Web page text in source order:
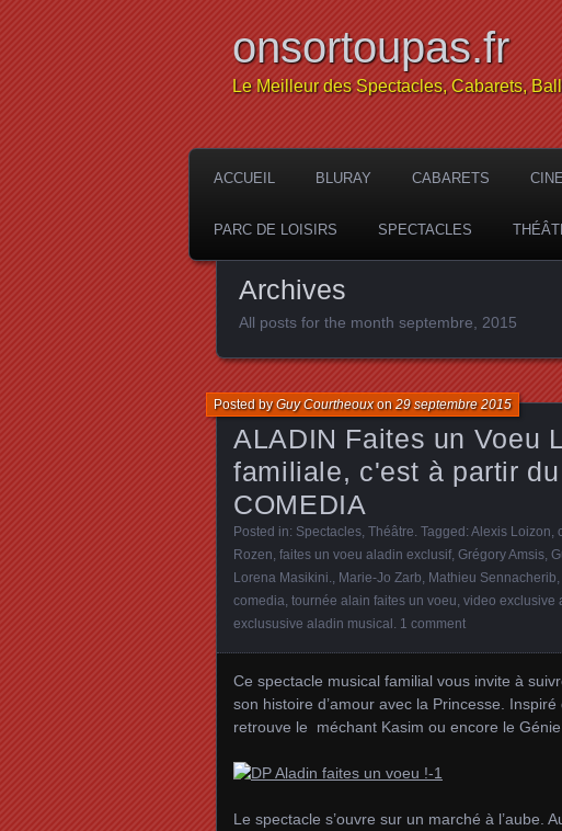
onsortoupas.fr
Le Meilleur des Spectacles, Cabarets,
ACCUEIL BLURAY CABARETS
PARC DE LOISIRS SPECTACLES
Archives
All posts for the month septembre, 2015
ALADIN Faites un Voeu
familiale, c'est à partir
COMEDIA
Posted byGuy Courtheouxon29 septembre 2015
Posted in: Spectacles Théâtre . Tagged: Alexis Loizon
Rozen faites un voeu aladin exclusif, Grégory Amsis
Lorena Masikini.
Marie-Jo Zarb Mathieu Sennacherib
comedia tournée alain faites un voeu video exclusive
exclususive aladin musical 1 comment
Ce spectacle musical familial vous invite à
son histoire d’amour avec la Princesse.
retrouve le méchant Kasim ou encore le Génie
Le spectacle s’ouvre sur un marché à l’aube.